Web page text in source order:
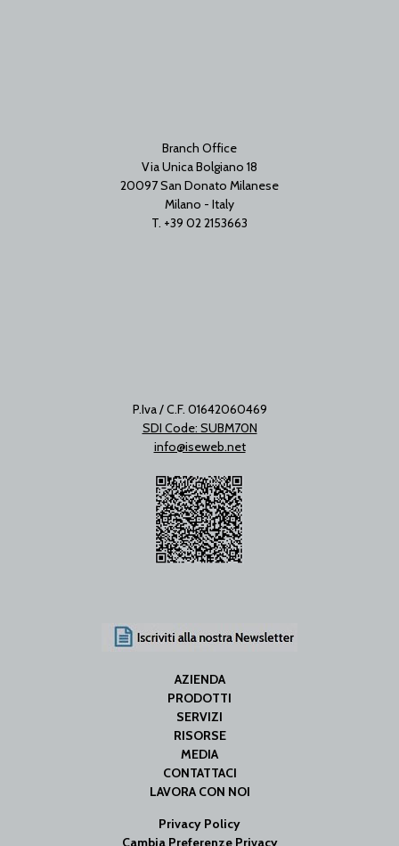
Branch Office
Via Unica Bolgiano 18
20097 San Donato Milanese
Milano - Italy
T. +39 02 2153663
P.Iva / C.F. 01642060469
SDI Code: SUBM70N
info@iseweb.net
AZIENDA
PRODOTTI
SERVIZI
RISORSE
MEDIA
CONTATTACI
LAVORA CON NOI
Privacy Policy
Cambia Preferenze Privacy